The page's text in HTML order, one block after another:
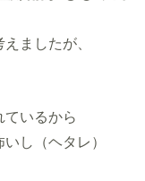
ましたが、
ているから
し（ヘタレ）